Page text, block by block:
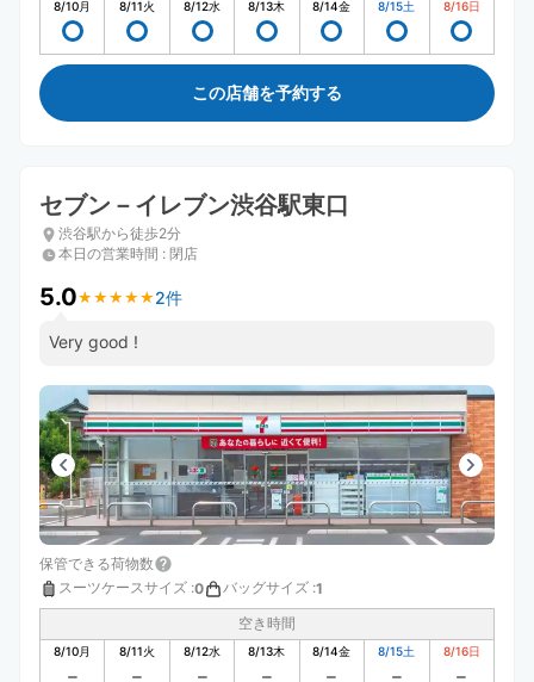
8/10月 8/11火 8/12水 8/13木 8/14金 8/15土 8/16日
この店舗を予約する
セブン－イレブン渋谷駅東口
渋谷駅から徒歩2分
本日の営業時間 : 閉店
5.0★ ★ ★ ★ ★
★ ★ ★ ★ ★ 2件
Very good !
保管できる荷物数
スーツケースサイズ :0 バッグサイズ :1
空き時間
8/10月 8/11火 8/12水 8/13木 8/14金 8/15土 8/16日